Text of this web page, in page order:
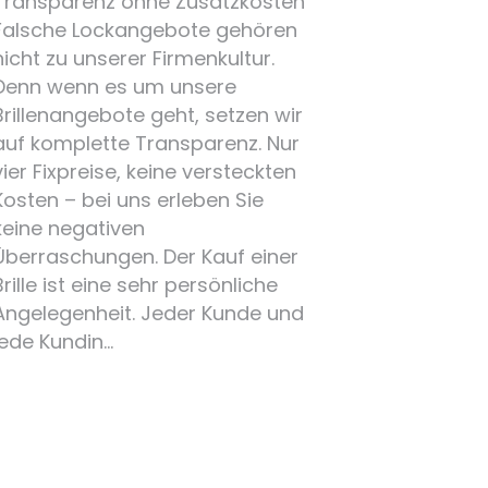
Lockangebote gehören
zu unserer Firmenkultur.
wenn es um unsere
geht, setzen wir
komplette Transparenz. Nur
Fixpreise, keine versteckten
– bei uns erleben Sie
negativen
Der Kauf einer
ist eine sehr persönliche
Jeder Kunde und
Kundin…